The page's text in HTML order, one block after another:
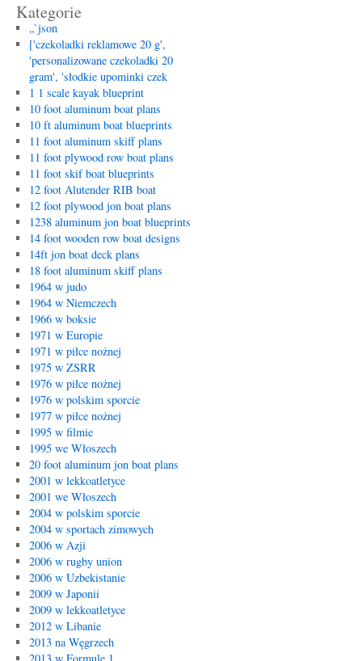
Kategorie
„`json
['czekoladki reklamowe 20 g',
'personalizowane czekoladki 20
gram', 'słodkie upominki czek
1 1 scale kayak blueprint
10 foot aluminum boat plans
10 ft aluminum boat blueprints
11 foot aluminum skiff plans
11 foot plywood row boat plans
11 foot skif boat blueprints
12 foot Alutender RIB boat
12 foot plywood jon boat plans
1238 aluminum jon boat blueprints
14 foot wooden row boat designs
14ft jon boat deck plans
18 foot aluminum skiff plans
1964 w judo
1964 w Niemczech
1966 w boksie
1971 w Europie
1971 w piłce nożnej
1975 w ZSRR
1976 w piłce nożnej
1976 w polskim sporcie
1977 w piłce nożnej
1995 w filmie
1995 we Włoszech
20 foot aluminum jon boat plans
2001 w lekkoatletyce
2001 we Włoszech
2004 w polskim sporcie
2004 w sportach zimowych
2006 w Azji
2006 w rugby union
2006 w Uzbekistanie
2009 w Japonii
2009 w lekkoatletyce
2012 w Libanie
2013 na Węgrzech